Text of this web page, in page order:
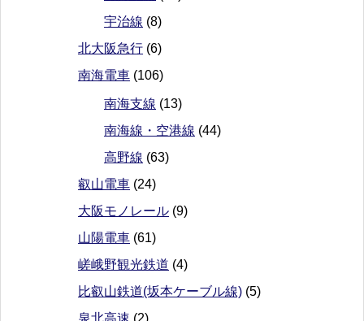
宇治線 (8)
北大阪急行 (6)
南海電車 (106)
南海支線 (13)
南海線・空港線 (44)
高野線 (63)
叡山電車 (24)
大阪モノレール (9)
山陽電車 (61)
嵯峨野観光鉄道 (4)
比叡山鉄道(坂本ケーブル線) (5)
泉北高速 (2)